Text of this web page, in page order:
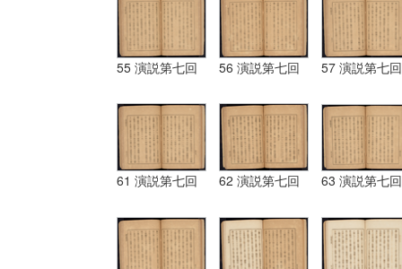
55 演説第七回 56 演説第七回 57 演説第七回
61 演説第七回 62 演説第七回 63 演説第七回